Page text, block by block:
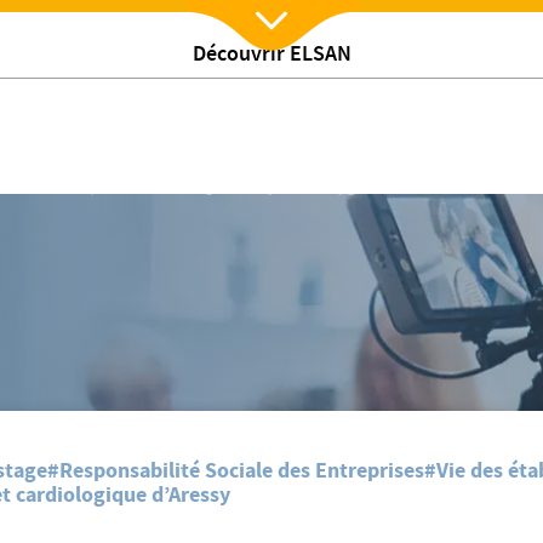
Découvrir ELSAN
Nx:Afficher menu
actualites/Retour en image sur la journée hygiène des mains
#Responsabilité Sociale des Entreprises#Vie des
cardiologique d’Aressy